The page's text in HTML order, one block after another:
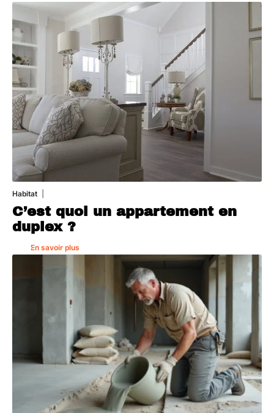
Habitat
C’est quoi un appartement en
duplex ?
En savoir plus